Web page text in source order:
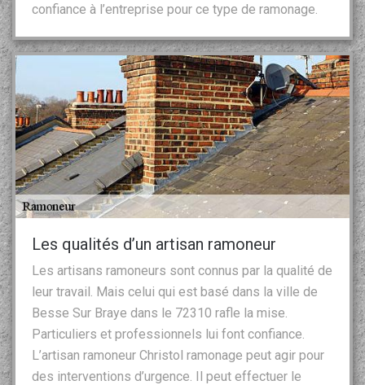
confiance à l’entreprise pour ce type de ramonage.
Les qualités d’un artisan ramoneur
Les artisans ramoneurs sont connus par la qualité de
leur travail. Mais celui qui est basé dans la ville de
Besse Sur Braye dans le 72310 rafle la mise.
Particuliers et professionnels lui font confiance.
L’artisan ramoneur Christol ramonage peut agir pour
des interventions d’urgence. Il peut effectuer le